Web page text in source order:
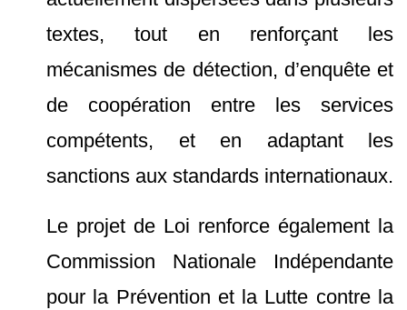
textes, tout en renforçant les
mécanismes de détection, d’enquête et
de coopération entre les services
compétents, et en adaptant les
sanctions aux standards internationaux.
Le projet de Loi renforce également la
Commission Nationale Indépendante
pour la Prévention et la Lutte contre la